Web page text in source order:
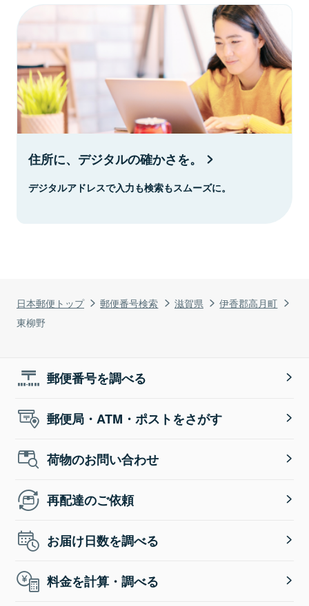
日本郵便トップ 郵便番号検索 滋賀県
伊香郡高月町
東柳野
住所に、デジタルの確かさを。
デジタルアドレスで入力も検索もスムーズに。
郵便番号を調べる
郵便局・ATM・ポストをさがす
荷物のお問い合わせ
再配達のご依頼
お届け日数を調べる
料金を計算・調べる